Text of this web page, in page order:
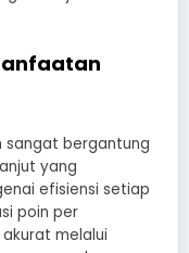
sangat bergantung
yang
efisiensi setiap
poin per
melalui